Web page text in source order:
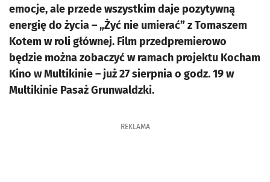
emocje, ale przede wszystkim daje pozytywną
energię do życia – „Żyć nie umierać” z Tomaszem
Kotem w roli głównej. Film przedpremierowo
będzie można zobaczyć w ramach projektu Kocham
Kino w Multikinie – już 27 sierpnia o godz. 19 w
Multikinie Pasaż Grunwaldzki.
REKLAMA